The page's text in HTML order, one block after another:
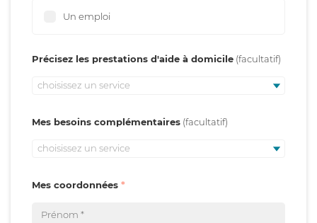
Un emploi
Précisez les prestations d'aide à domicile
choisissez un service
Mes besoins complémentaires
choisissez un service
Mes coordonnées